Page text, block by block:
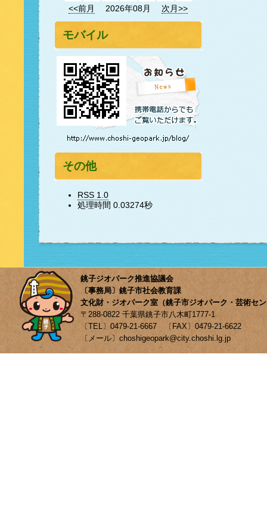
<<前月
2026年08月 次月>>
モバイル
その他
RSS 1.0
処理時間 0.03274秒
銚子ジオパーク推進協議会
〔事務局〕銚子市社会教育課
文化財・ジオパーク室（銚子市ジオパーク・芸術セ
〒288-0822 千葉県銚子市八木町1777-1
〔TEL〕0479-21-6667 〔FAX〕0479-21-6622
〔メール〕choshigeopark@city.choshi.lg.jp